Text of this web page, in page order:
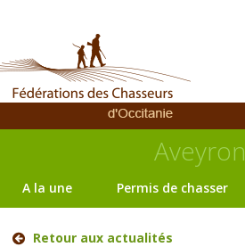
Aveyron
A la une Permis de chasser
Retour aux actualités